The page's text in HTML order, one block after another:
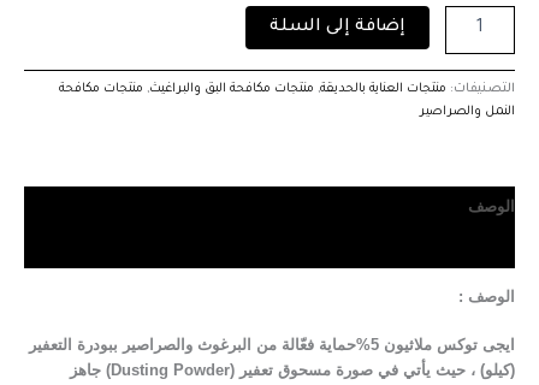
إضافة إلى السلة
التصنيفات: منتجات العناية بالحديقة, منتجات مكافحة البق والبراغيث, منتجات مكافحة
النمل والصراصير
الوصف
الوصف :
ايجى توكس ملاثيون 5%حماية فعّالة من البرغوث والصراصير ببودرة التعفير
(كيلو) ، حيث يأتي في صورة مسحوق تعفير (Dusting Powder) جاهز